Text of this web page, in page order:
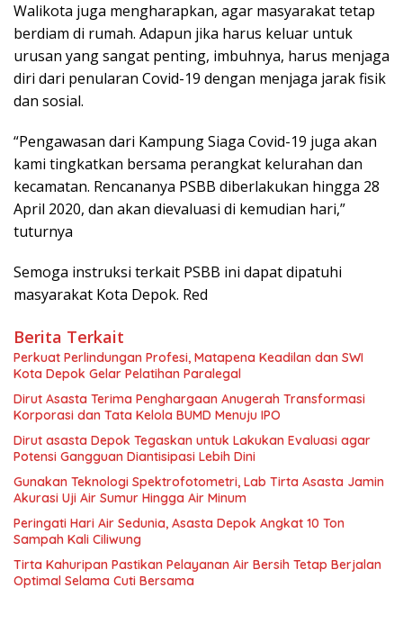
Walikota juga mengharapkan, agar masyarakat tetap
berdiam di rumah. Adapun jika harus keluar untuk
urusan yang sangat penting, imbuhnya, harus menjaga
diri dari penularan Covid-19 dengan menjaga jarak fisik
dan sosial.
“Pengawasan dari Kampung Siaga Covid-19 juga akan
kami tingkatkan bersama perangkat kelurahan dan
kecamatan. Rencananya PSBB diberlakukan hingga 28
April 2020, dan akan dievaluasi di kemudian hari,”
tuturnya
Semoga instruksi terkait PSBB ini dapat dipatuhi
masyarakat Kota Depok. Red
Berita Terkait
Perkuat Perlindungan Profesi, Matapena Keadilan dan SWI
Kota Depok Gelar Pelatihan Paralegal
Dirut Asasta Terima Penghargaan Anugerah Transformasi
Korporasi dan Tata Kelola BUMD Menuju IPO
Dirut asasta Depok Tegaskan untuk Lakukan Evaluasi agar
Potensi Gangguan Diantisipasi Lebih Dini
Gunakan Teknologi Spektrofotometri, Lab Tirta Asasta Jamin
Akurasi Uji Air Sumur Hingga Air Minum
Peringati Hari Air Sedunia, Asasta Depok Angkat 10 Ton
Sampah Kali Ciliwung
Tirta Kahuripan Pastikan Pelayanan Air Bersih Tetap Berjalan
Optimal Selama Cuti Bersama